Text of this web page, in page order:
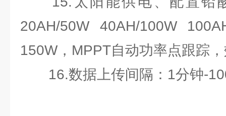
20AH/50W 40AH/100W
150W，MPPT自动功率点跟踪
16.数据上传间隔：1分钟-